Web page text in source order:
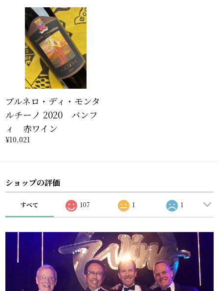
ブルネロ・ディ・モンタ
ルチーノ 2020 バンフ
ィ 赤ワイン
¥10,021
ショップの評価
すべて 107 1 1